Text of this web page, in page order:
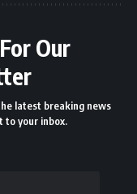
Our
latest breaking news
to your inbox.